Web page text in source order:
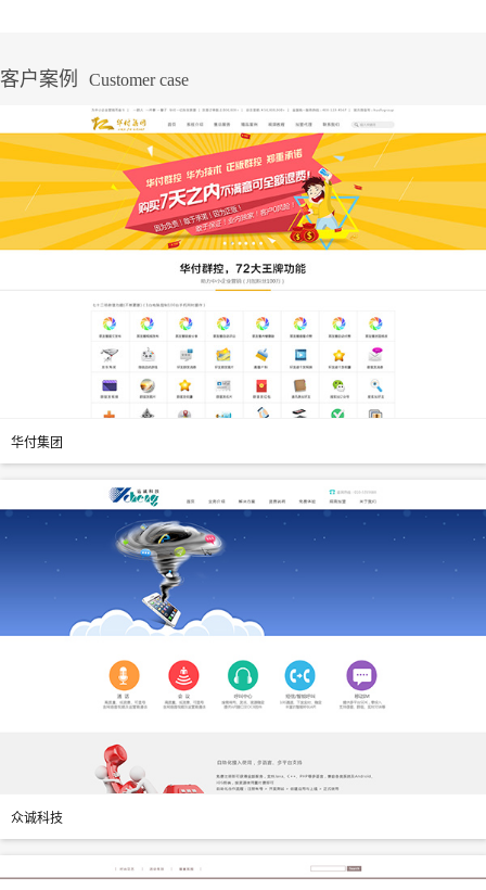
客户案例 Customer case
华付集团
众诚科技